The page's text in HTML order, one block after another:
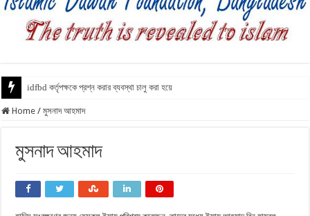
idfbd কর্তৃপক্ষকে প্রশ্ন করার ব্যবস্থা চালু করা হয়েছে
Home / মুসনাদ আহমাদ
মুসনাদ আহমাদ